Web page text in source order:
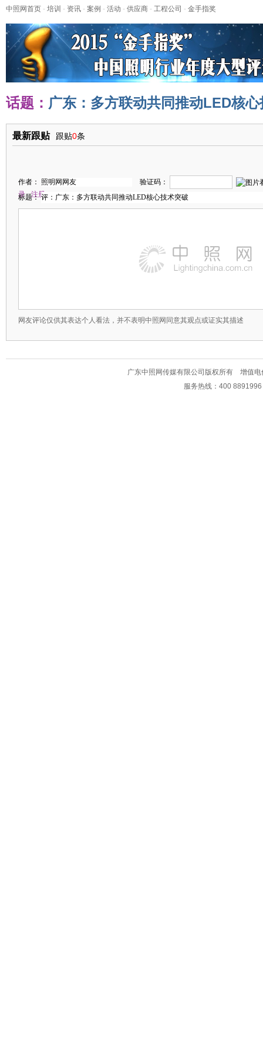
中照网首页 - 培训 - 资讯 - 案例 - 活动 - 供应商 - 工程公司 - 金手指奖
话题： 广东：多方联动共同推动LED核
最新跟贴 跟贴0条
作者：
验证码：
录
注册
标题：
网友评论仅供其表达个人看法，并不表明中照网同意其观点或证实其描述
广东中照网传媒有限公司版权所有 增值
服务热线：400 8891996